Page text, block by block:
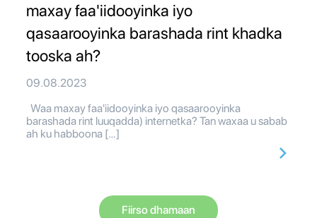
maxay faa'iidooyinka iyo
qasaarooyinka barashada rint khadka
tooska ah?
09.08.2023
Waa maxay faa'iidooyinka iyo qasaarooyinka
barashada rint luuqadda) internetka? Tan waxaa u sabab
ah ku habboona […]
Fiirso dhamaan